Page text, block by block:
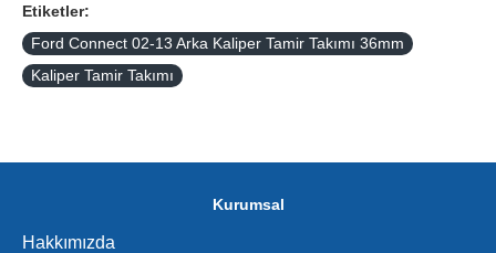
Etiketler:
Ford Connect 02-13 Arka Kaliper Tamir Takımı 36mm
Kaliper Tamir Takımı
Kurumsal
Hakkımızda